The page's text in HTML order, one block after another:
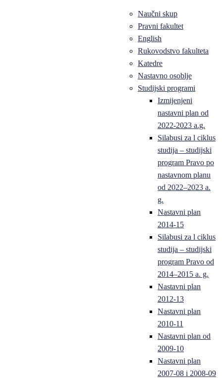
Naučni skup
Pravni fakultet
English
Rukovodstvo fakulteta
Katedre
Nastavno osoblje
Studijski programi
Izmijenjeni
nastavni plan od
2022-2023 a.g.
Silabusi za l ciklus
studija – studijski
program Pravo po
nastavnom planu
od 2022–2023 a.
g.
Nastavni plan
2014-15
Silabusi za l ciklus
studija – studijski
program Pravo od
2014–2015 a. g.
Nastavni plan
2012-13
Nastavni plan
2010-11
Nastavni plan od
2009-10
Nastavni plan
2007-08 i 2008-09